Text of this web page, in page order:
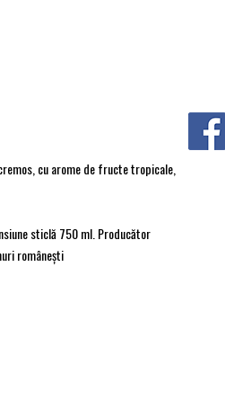
cu arome de fructe tropicale,
sticlă 750 ml. Producător
româneşti